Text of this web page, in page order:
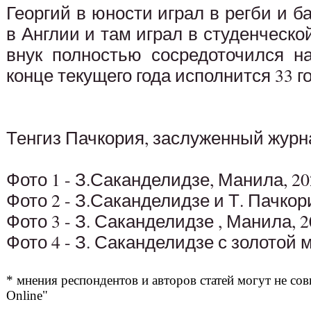
Георгий в юности играл в регби и
в Англии и там играл в
внук полностью сосредоточился
конце текущего года исполнится 33
Тенгиз Пачкория, заслуженный
Фото 1 - З.Саканделидзе, Манила,
Фото 2 - З.Саканделидзе и Т.
Фото 3 - З. Саканделидзе , Манила,
Фото 4 - З. Саканделидзе с
* мнения респондентов и авторов статей могут не
Online"